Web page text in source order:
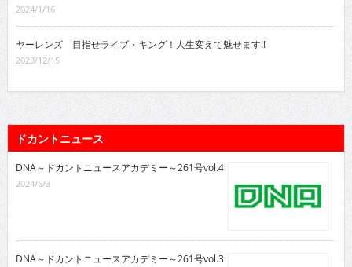
2024/1/16
ヤーレンズ 目指せライブ・キング！人生変えて魅せます!!
2023/12/15
ドカントニュース
DNA～ドカントニュースアカデミー～261号vol.4
2024/6/3
DNA～ドカントニュースアカデミー～261号vol.3